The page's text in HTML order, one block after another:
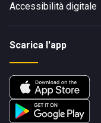
Accessibilità digitale
Scarica l'app